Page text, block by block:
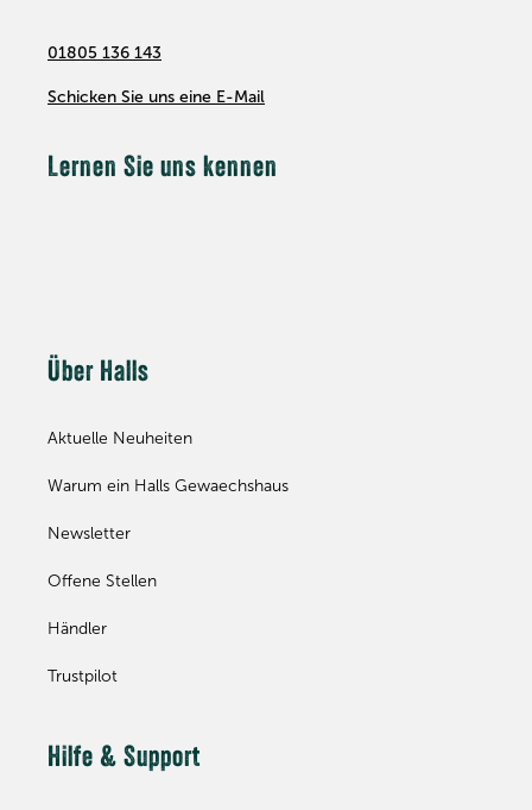
01805 136 143
Schicken Sie uns eine E-Mail
Lernen Sie uns kennen
Über Halls
Aktuelle Neuheiten
Warum ein Halls Gewaechshaus
Newsletter
Offene Stellen
Händler
Trustpilot
Hilfe & Support